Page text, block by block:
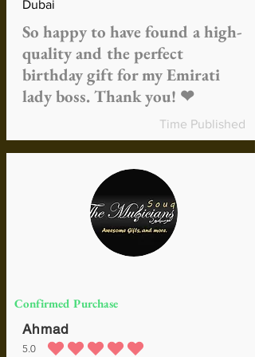
Zahlungsmethode und
Versand- und Bearbeitungsgebühren
sind nicht erstattungsfähig, es sei
denn, das Produkt ist fehlerhaft oder
falsch
Mehr über Rückerstattungen
Dubai
So happy to have found a high-
quality and the perfect
birthday gift for my Emirati
lady boss. Thank you! ❤
Time Published
Confirmed Purchase
Ahmad
5.0
durchschnittliches Rating ist 5 von 5